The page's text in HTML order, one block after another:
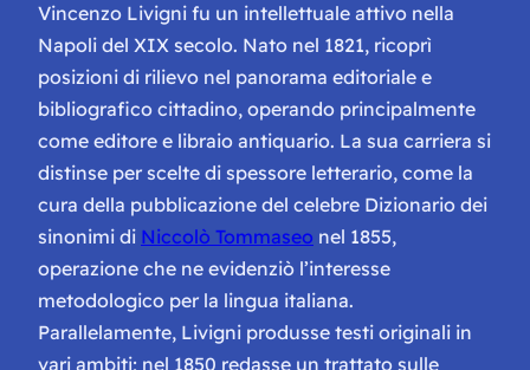
Vincenzo Livigni fu un intellettuale attivo nella
Napoli del XIX secolo. Nato nel 1821, ricoprì
posizioni di rilievo nel panorama editoriale e
bibliografico cittadino, operando principalmente
come editore e libraio antiquario. La sua carriera si
distinse per scelte di spessore letterario, come la
cura della pubblicazione del celebre Dizionario dei
sinonimi di Niccolò Tommaseo nel 1855,
operazione che ne evidenziò l’interesse
metodologico per la lingua italiana.
Parallelamente, Livigni produsse testi originali in
vari ambiti; nel 1850 redasse un trattato sulle